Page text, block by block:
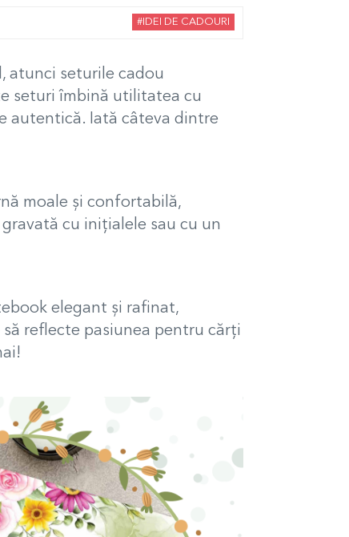
#IDEI DE CADOURI
atunci seturile cadou
seturi îmbină utilitatea cu
autentică. Iată câteva dintre
moale și confortabilă,
cu inițialele sau cu un
elegant și rafinat,
reflecte pasiunea pentru cărți